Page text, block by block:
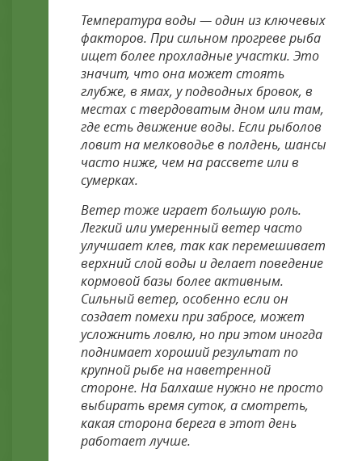
Температура воды — один из ключевых
факторов. При сильном прогреве рыба
ищет более прохладные участки. Это
значит, что она может стоять
глубже, в ямах, у подводных бровок, в
местах с твердоватым дном или там,
где есть движение воды. Если рыболов
ловит на мелководье в полдень, шансы
часто ниже, чем на рассвете или в
сумерках.
Ветер тоже играет большую роль.
Легкий или умеренный ветер часто
улучшает клев, так как перемешивает
верхний слой воды и делает поведение
кормовой базы более активным.
Сильный ветер, особенно если он
создает помехи при забросе, может
усложнить ловлю, но при этом иногда
поднимает хороший результат по
крупной рыбе на наветренной
стороне. На Балхаше нужно не просто
выбирать время суток, а смотреть,
какая сторона берега в этот день
работает лучше.